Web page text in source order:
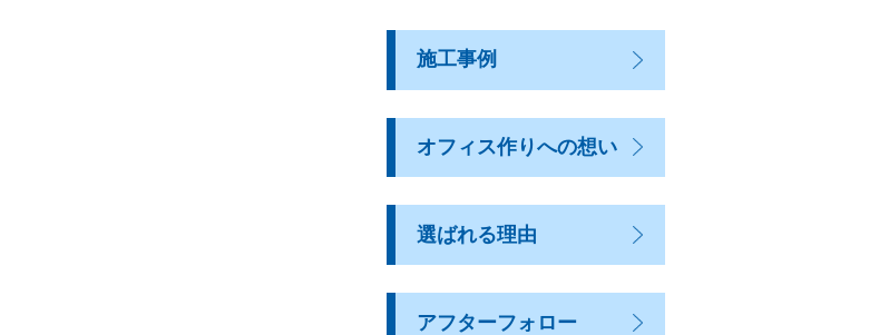
施工事例
オフィス作りへの想い
選ばれる理由
アフターフォロー